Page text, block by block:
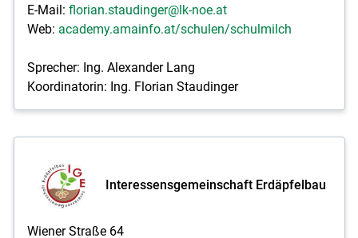
E-Mail: florian.staudinger@lk-noe.at
Web: academy.amainfo.at/schulen/schulmilch
Sprecher: Ing. Alexander Lang
Koordinatorin: Ing. Florian Staudinger
Interessensgemeinschaft Erdäpfelbau
Wiener Straße 64